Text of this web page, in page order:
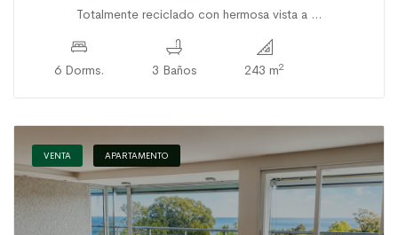
Totalmente reciclado con hermosa vista a ...
6 Dorms. 3 Baños 243 m2
VENTA APARTAMENTO